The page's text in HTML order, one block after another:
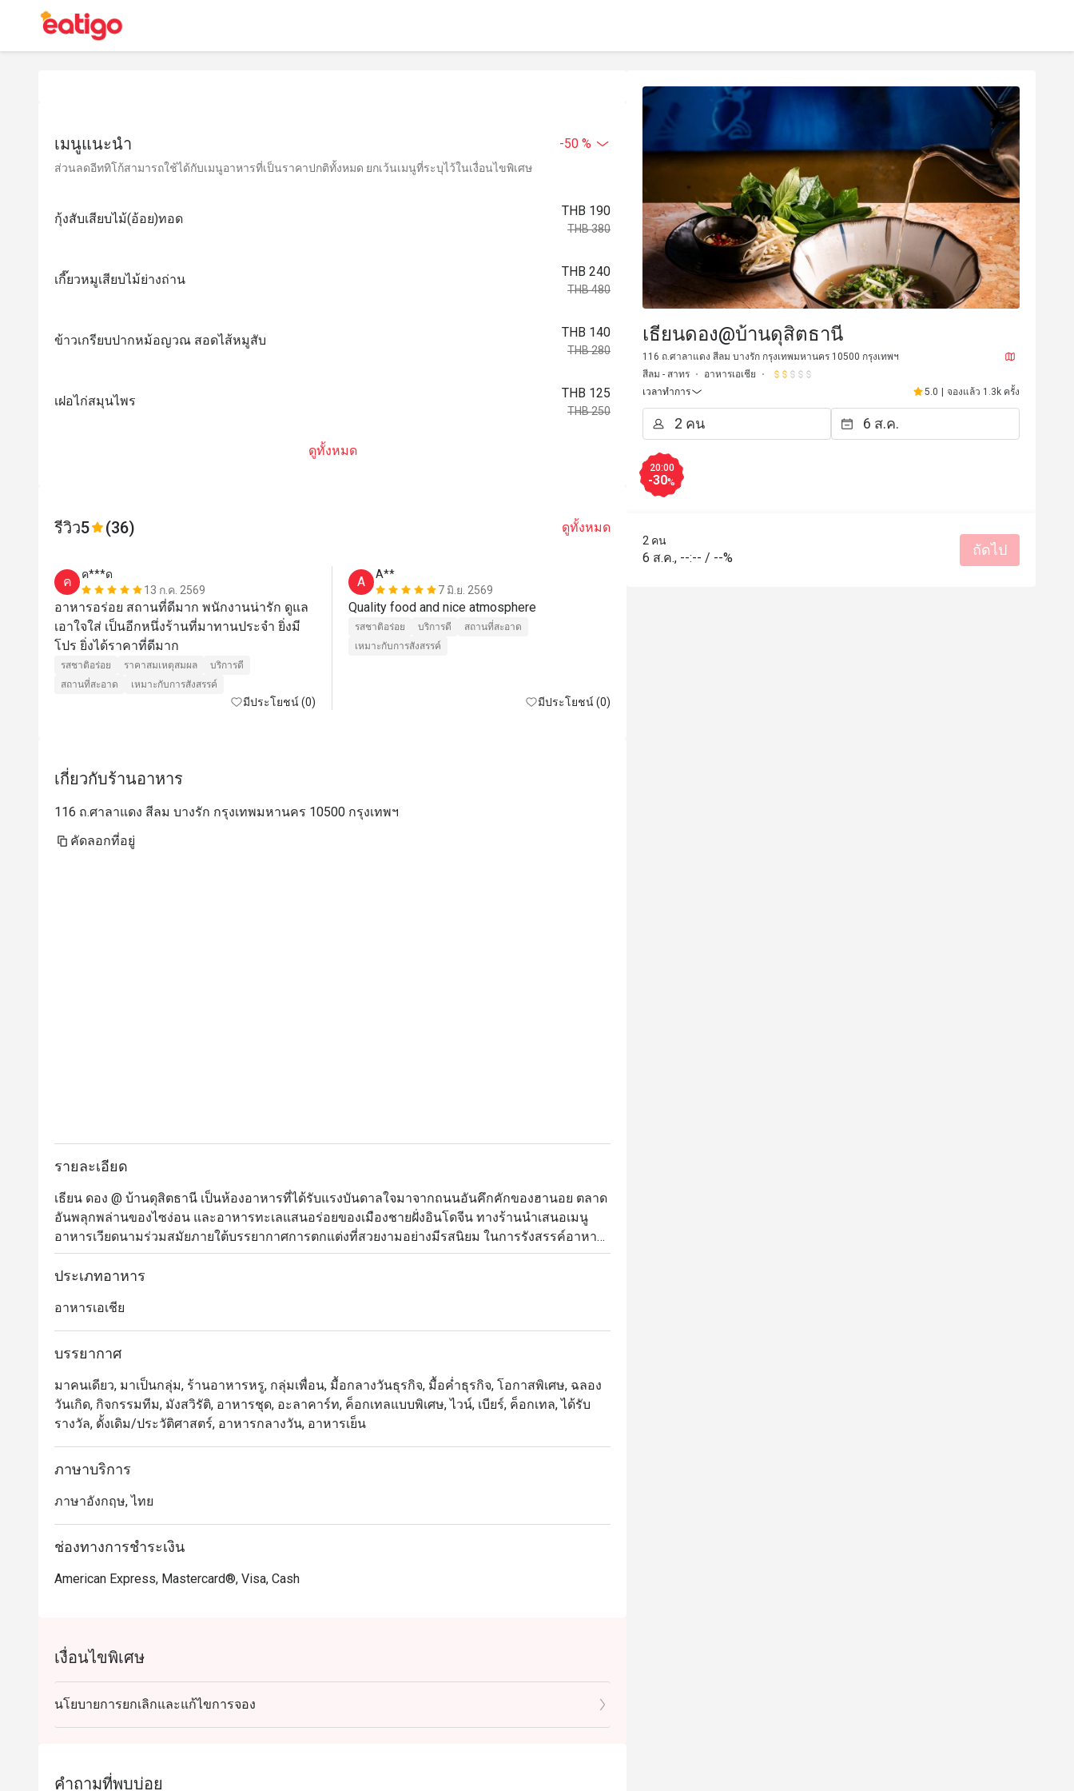
เมนูแนะนำ -50 %
ส่วนลดอีททิโก้สามารถใช้ได้กับเมนูอาหารที่เป็นราคาปกติทั้งหมด ยกเว้นเมนูที่ระบุไว้ในเงื่อนไขพิเศษ
กุ้งสับเสียบไม้(อ้อย)ทอด
THB 190
THB 380
เกี๊ยวหมูเสียบไม้ย่างถ่าน
THB 240
THB 480
ข้าวเกรียบปากหม้อญวณ สอดไส้หมูสับ
THB 140
THB 280
เฝอไก่สมุนไพร
THB 125
THB 250
ดูทั้งหมด
รีวิว5 (36) ดูทั้งหมด
ค
ค***ด
13 ก.ค. 2569
อาหารอร่อย สถานที่ดีมาก พนักงานน่ารัก ดูแล
เอาใจใส่ เป็นอีกหนึ่งร้านที่มาทานประจำ ยิ่งมี
โปร ยิ่งได้ราคาที่ดีมาก
รสชาติอร่อย ราคาสมเหตุสมผล
บริการดี
สถานที่สะอาด
เหมาะกับการสังสรรค์
มีประโยชน์ (0)
A
A**
7 มิ.ย. 2569
รสชาติอร่อย บริการดี
สถานที่สะอาด
เหมาะกับการสังสรรค์
มีประโยชน์ (0)
เกี่ยวกับร้านอาหาร
116 ถ.ศาลาแดง สีลม บางรัก กรุงเทพมหานคร 10500 กรุงเทพฯ
คัดลอกที่อยู่
รายละเอียด
เธียน ดอง @ บ้านดุสิตธานี เป็นห้องอาหารที่ได้รับแรงบันดาลใจมาจากถนนอันคึกคักของฮานอย ตลาด
อันพลุกพล่านของไซง่อน และอาหารทะเลแสนอร่อยของเมืองชายฝั่งอินโดจีน ทางร้านนำเสนอเมนู
อาหารเวียดนามร่วมสมัยภายใต้บรรยากาศการตกแต่งที่สวยงามอย่างมีรสนิยม ในการรังสรรค์อาหาร
แต่ละจานนั้น เชฟจะเน้นชูรสชาติอันเข้มข้นผสมผสานกับอิทธิพลจากประเทศฝรั่งเศส เพื่อให้ตอบโจทย์
คนไทยที่ชอบความแปลกใหม่ แต่ยังคงไว้ซึ่งความเป็นเวียดนามแท้ๆ เมนูที่แนะนำให้ลอง ได้แก่ ข้าว
หน้าหมูหรือเนื้อย่าง
ประเภทอาหาร
อาหารเอเชีย
บรรยากาศ
มาคนเดียว, มาเป็นกลุ่ม, ร้านอาหารหรู, กลุ่มเพื่อน, มื้อกลางวันธุรกิจ, มื้อค่ำธุรกิจ, โอกาสพิเศษ, ฉลอง
วันเกิด, กิจกรรมทีม, มังสวิรัติ, อาหารชุด, อะลาคาร์ท, ค็อกเทลแบบพิเศษ, ไวน์, เบียร์, ค็อกเทล, ได้รับ
รางวัล, ดั้งเดิม/ประวัติศาสตร์, อาหารกลางวัน, อาหารเย็น
ภาษาบริการ
ภาษาอังกฤษ, ไทย
ช่องทางการชำระเงิน
American Express, Mastercard®, Visa, Cash
เงื่อนไขพิเศษ
นโยบายการยกเลิกและแก้ไขการจอง
คำถามที่พบบ่อย
เธียนดอง@บ้านดุสิตธานี
116 ถ.ศาลาแดง สีลม บางรัก กรุงเทพมหานคร 10500 กรุงเทพฯ
สีลม - สาทร
อาหารเอเชีย
เวลาทำการ
5.0 | จองแล้ว 1.3k ครั้ง
20:00
-30%
2 คน
6 ส.ค., --:-- / --% ถัดไป